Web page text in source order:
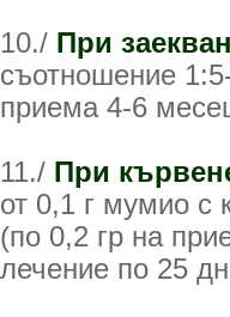
10./ При
съотношение
приема 4-6
11./ При
от 0,1 г мумио с
(по 0,2 гр на
лечение по 25